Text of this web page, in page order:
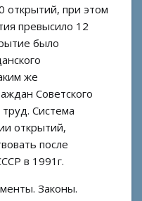
открытий, при этом
превысило 12
было
же
Советского
Система
открытий,
после
в 1991г.
Законы.